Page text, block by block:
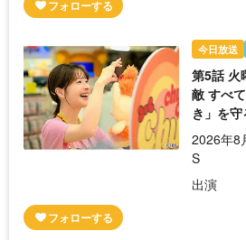
今日放送
第5話
敵 すべ
き」を守
2026年8
S
出演